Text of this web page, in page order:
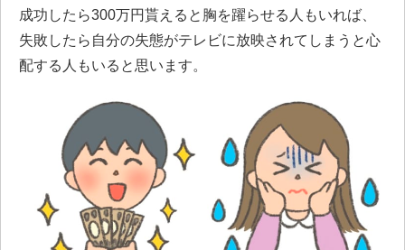
成功したら300万円貰えると胸を躍らせる人もいれば、
失敗したら自分の失態がテレビに放映されてしまうと心
配する人もいると思います。